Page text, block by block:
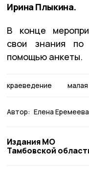
Ирина Плыкина.
В конце
свои знания
помощью анкеты.
краеведение
Автор: Елена Еремеева
Издания МО
Тамбовской